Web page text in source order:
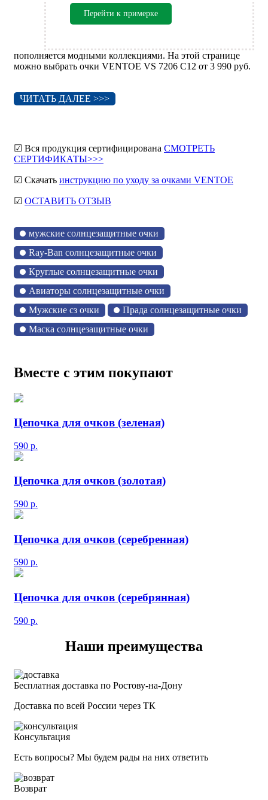
Перейти к примерке
пополняется модными коллекциями. На этой странице
можно выбрать очки VENTOE VS 7206 C12 от 3 990 руб.
ЧИТАТЬ ДАЛЕЕ >>>
☑ Вся продукция сертифицирована СМОТРЕТЬ
СЕРТИФИКАТЫ>>>
☑ Скачать инструкцию по уходу за очками VENTOE
☑ ОСТАВИТЬ ОТЗЫВ
мужские солнцезащитные очки
Ray-Ban солнцезащитные очки
Круглые солнцезащитные очки
Авиаторы солнцезащитные очки
Мужские сз очки
Прада солнцезащитные очки
Маска солнцезащитные очки
Вместе с этим покупают
Цепочка для очков (зеленая)
590 р.
Цепочка для очков (золотая)
590 р.
Цепочка для очков (серебренная)
590 р.
Цепочка для очков (серебрянная)
590 р.
Наши преимущества
Бесплатная доставка по Ростову-на-Дону
Доставка по всей России через ТК
Консультация
Есть вопросы? Мы будем рады на них ответить
Возврат